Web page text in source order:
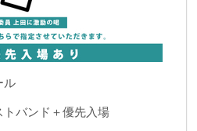
ル
トバンド＋優先入場